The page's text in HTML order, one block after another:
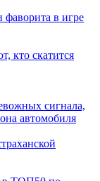
фаворита в игре
кто скатится
сигнала,
автомобиля